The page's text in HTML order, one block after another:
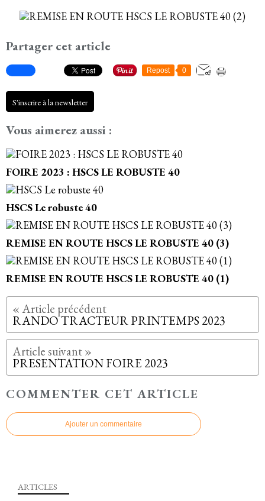
Partager cet article
Repost 0
S'inscrire à la newsletter
Vous aimerez aussi :
FOIRE 2023 : HSCS LE ROBUSTE 40
HSCS Le robuste 40
REMISE EN ROUTE HSCS LE ROBUSTE 40 (3)
REMISE EN ROUTE HSCS LE ROBUSTE 40 (1)
RANDO TRACTEUR PRINTEMPS 2023
PRESENTATION FOIRE 2023
COMMENTER CET ARTICLE
Ajouter un commentaire
ARTICLES